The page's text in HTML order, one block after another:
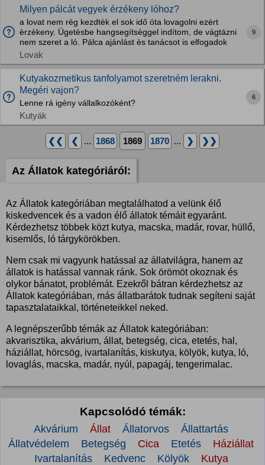
Milyen pálcát vegyek érzékeny lóhoz?
a lovat nem règ kezdtèk el sok idő óta lovagolni ezèrt
èrzèkeny. Ügetèsbe hangsegítsèggel indítom, de vágtázni
nem szeret a ló. Pálca ajánlást ès tanácsot is elfogadok
Lovak
9
Kutyakozmetikus tanfolyamot szeretném lerakni.
Megéri vajon?
Lenne rá igény vállalkozóként?
Kutyák
6
❮❮ ❮ ... 1868 1869 1870 ... ❯ ❯❯
Az Állatok kategóriáról:
Az Állatok kategóriában megtalálhatod a velünk élő
kiskedvencek és a vadon élő állatok témáit egyaránt.
Kérdezhetsz többek közt kutya, macska, madár, rovar, hüllő,
kisemlős, ló tárgykörökben.
Nem csak mi vagyunk hatással az állatvilágra, hanem az
állatok is hatással vannak ránk. Sok örömöt okoznak és
olykor bánatot, problémát. Ezekről bátran kérdezhetsz az
Állatok kategóriában, más állatbarátok tudnak segíteni saját
tapasztalataikkal, történeteikkel neked.
A legnépszerűbb témák az Állatok kategóriában:
akvarisztika, akvárium, állat, betegség, cica, etetés, hal,
háziállat, hörcsög, ivartalanítás, kiskutya, kölyök, kutya, ló,
lovaglás, macska, madár, nyúl, papagáj, tengerimalac.
Kapcsolódó témák:
Akvárium Állat Állatorvos
Állattartás
Állatvédelem
Betegség Cica Etetés
Háziállat
Ivartalanítás
Kedvenc Kölyök
Kutya